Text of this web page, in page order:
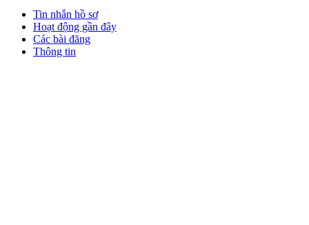
Tin nhắn hồ sơ
Hoạt động gần đây
Các bài đăng
Thông tin